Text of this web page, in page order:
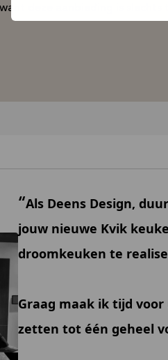
deze aanbieding is slechts
Als Deens Design,
jouw nieuwe Kvik
droomkeuken te
Graag maak ik tijd
zetten tot één geheel